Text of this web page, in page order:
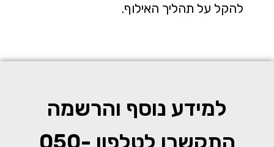
להקל על תהליך האילוף.
למידע נוסף והרשמה
התקשרו לטלפון050-